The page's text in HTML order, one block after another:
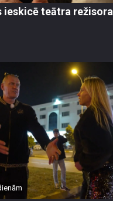
ieskicē teātra režisora